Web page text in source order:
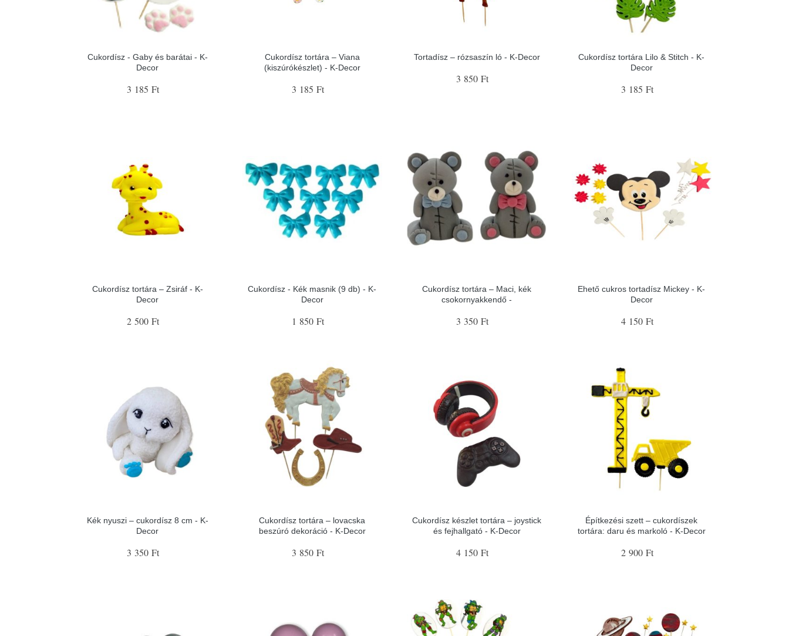
Cukordísz - Gaby és barátai - K-
Decor
3 185 Ft
Cukordísz tortára – Viana
(kiszúrókészlet) - K-Decor
3 185 Ft
Tortadísz – rózsaszín ló - K-Decor
3 850 Ft
Cukordísz tortára Lilo & Stitch - K-
Decor
3 185 Ft
Cukordísz tortára – Zsiráf - K-
Decor
2 500 Ft
Cukordísz - Kék masnik (9 db) - K-
Decor
1 850 Ft
Cukordísz tortára – Maci, kék
csokornyakkendő -
3 350 Ft
Ehető cukros tortadísz Mickey - K-
Decor
4 150 Ft
Kék nyuszi – cukordísz 8 cm - K-
Decor
3 350 Ft
Cukordísz tortára – lovacska
beszúró dekoráció - K-Decor
3 850 Ft
Cukordísz készlet tortára – joystick
és fejhallgató - K-Decor
4 150 Ft
Építkezési szett – cukordíszek
tortára: daru és markoló - K-Decor
2 900 Ft